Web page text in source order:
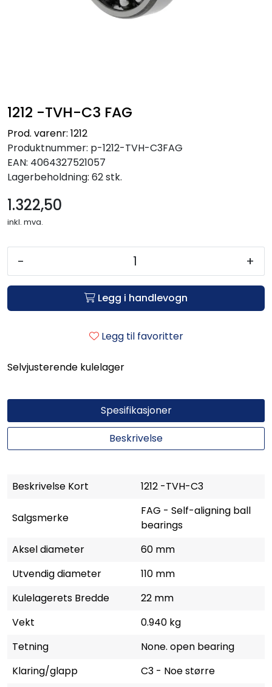
1212 -TVH-C3 FAG
Prod. varenr: 1212
Produktnummer: p-1212-TVH-C3FAG
EAN: 4064327521057
Lagerbeholdning: 62 stk.
1.322,50
inkl. mva.
- +
Legg i handlevogn
Legg til favoritter
Selvjusterende kulelager
Spesifikasjoner
Beskrivelse
Beskrivelse Kort 1212 -TVH-C3
Salgsmerke
FAG - Self-aligning ball
bearings
Aksel diameter
60 mm
Utvendig diameter
110 mm
Kulelagerets Bredde
22 mm
Vekt
0.940 kg
Tetning
None. open bearing
Klaring/glapp
C3 - Noe større